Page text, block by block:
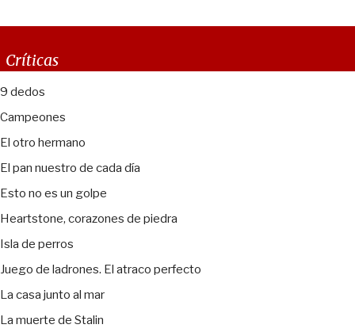
Críticas
9 dedos
Campeones
El otro hermano
El pan nuestro de cada día
Esto no es un golpe
Heartstone, corazones de piedra
Isla de perros
Juego de ladrones. El atraco perfecto
La casa junto al mar
La muerte de Stalin